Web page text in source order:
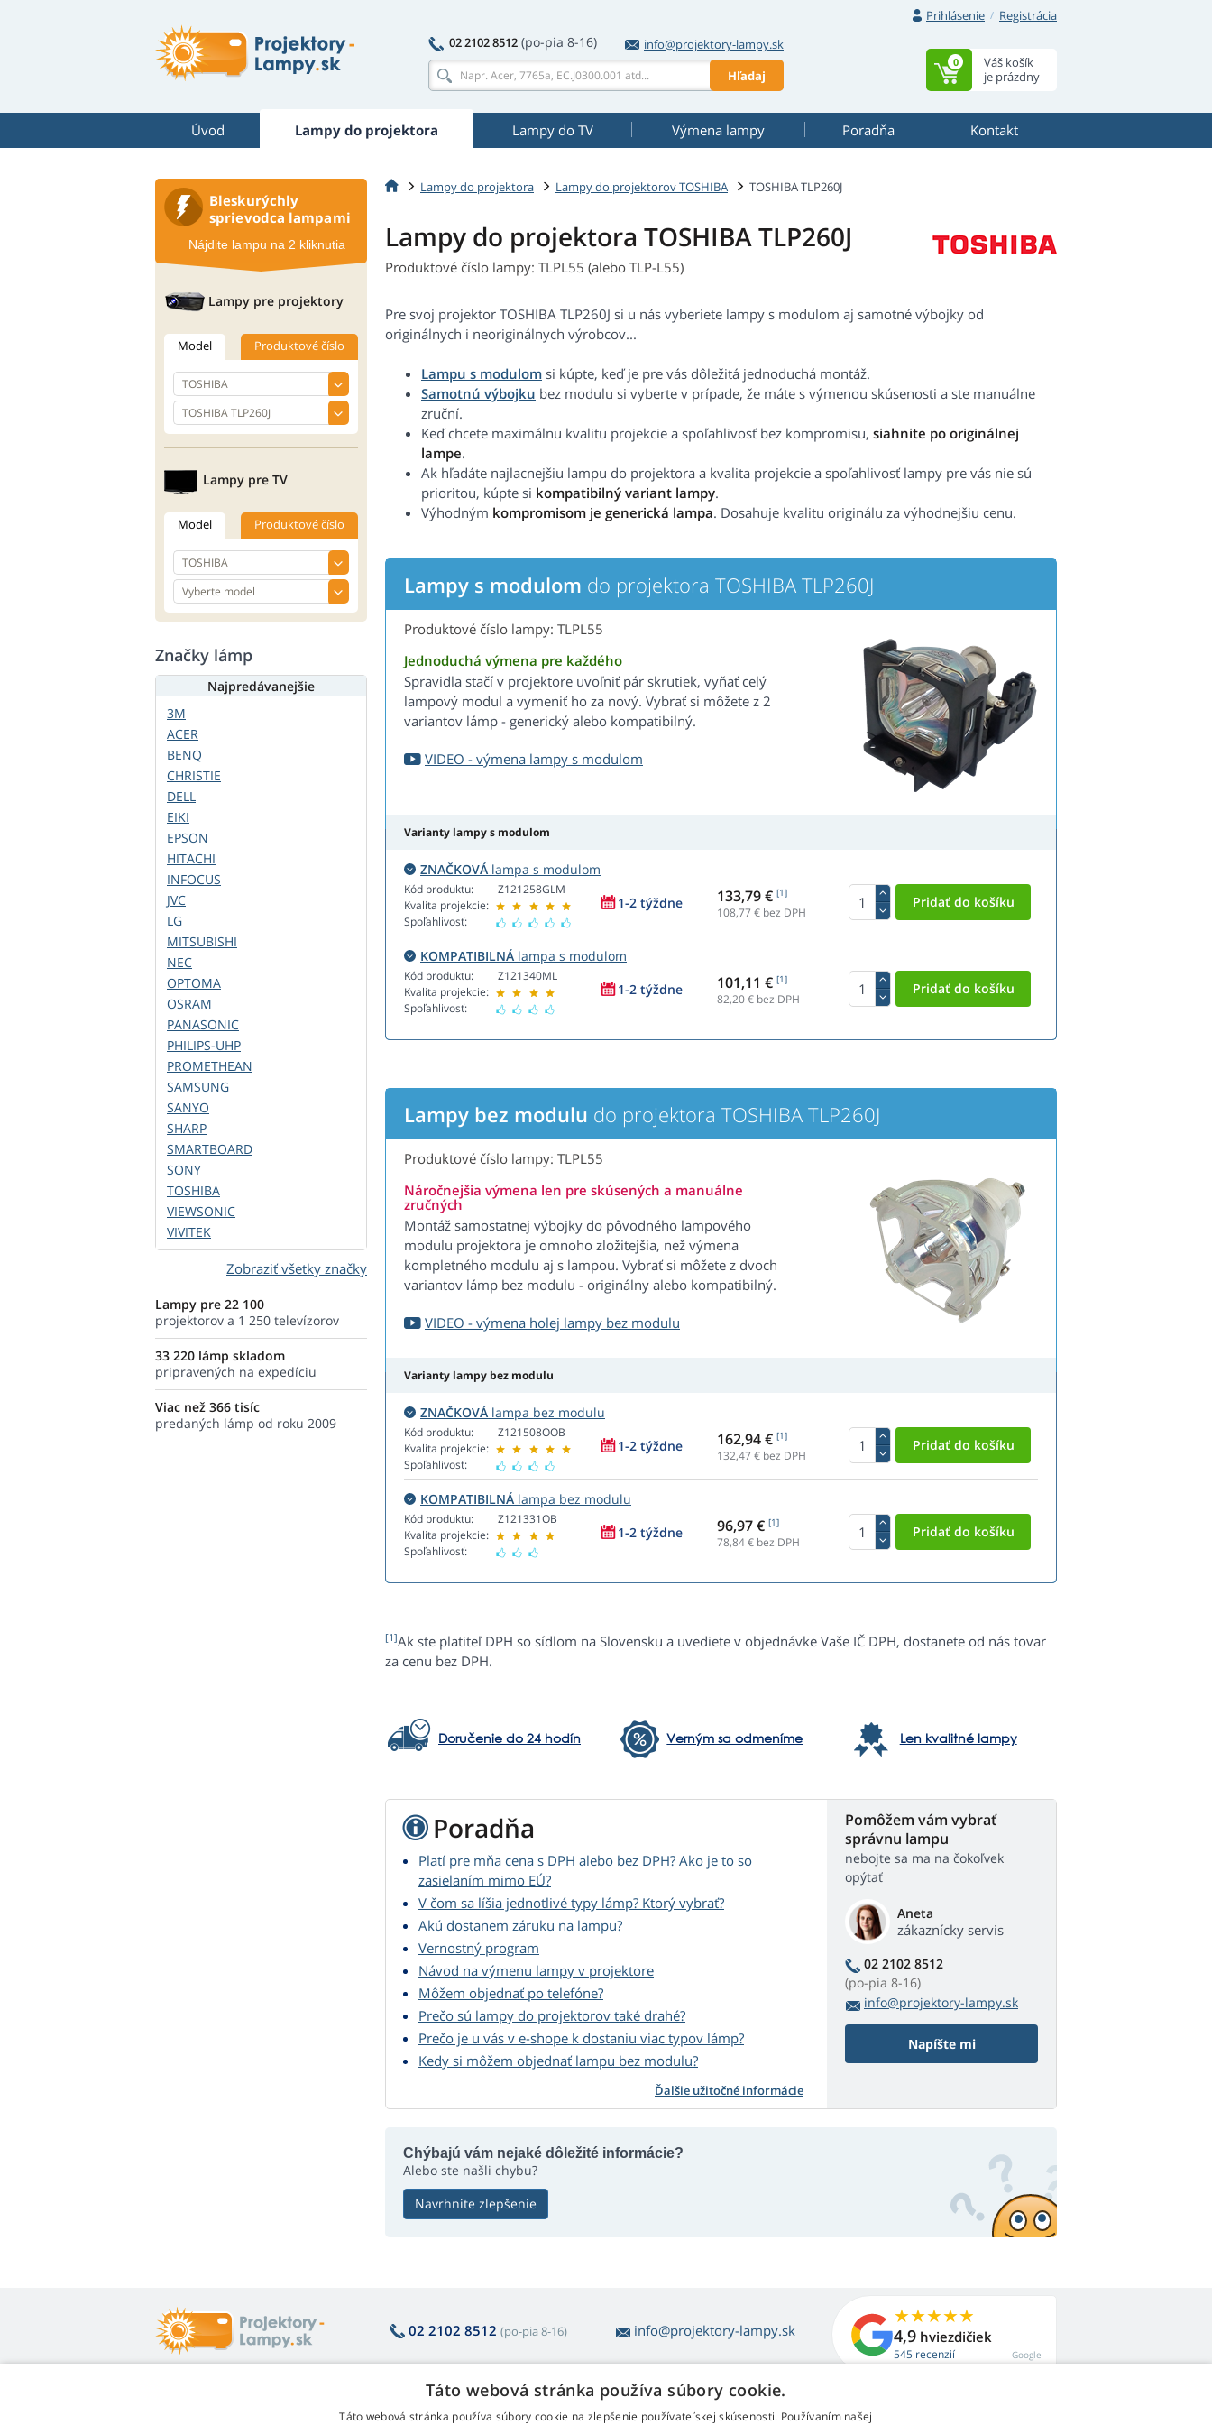
Prihlásenie
Registrácia
02 2102 8512 (po-pia 8-16)
info@projektory-lampy.sk
Hľadaj
Váš košík
je prázdny
0
Úvod Lampy do projektora Lampy do TV Výmena lampy Poradňa Kontakt
Lampy do projektora Lampy do projektorov TOSHIBA TOSHIBA TLP260J
Lampy do projektora TOSHIBA TLP260J
Produktové číslo lampy: TLPL55 (alebo TLP-L55)
Pre svoj projektor TOSHIBA TLP260J si u nás vyberiete lampy s modulom aj samotné výbojky od
originálnych i neoriginálnych výrobcov...
Lampu s modulom si kúpte, keď je pre vás dôležitá jednoduchá montáž.
Samotnú výbojku bez modulu si vyberte v prípade, že máte s výmenou skúsenosti a ste manuálne
zruční.
Keď chcete maximálnu kvalitu projekcie a spoľahlivosť bez kompromisu, siahnite po originálnej
lampe.
Ak hľadáte najlacnejšiu lampu do projektora a kvalita projekcie a spoľahlivosť lampy pre vás nie sú
prioritou, kúpte si kompatibilný variant lampy.
Výhodným kompromisom je generická lampa. Dosahuje kvalitu originálu za výhodnejšiu cenu.
Lampy s modulom do projektora TOSHIBA TLP260J
Produktové číslo lampy: TLPL55
Jednoduchá výmena pre každého
Spravidla stačí v projektore uvoľniť pár skrutiek, vyňať celý
lampový modul a vymeniť ho za nový. Vybrať si môžete z 2
variantov lámp - generický alebo kompatibilný.
VIDEO - výmena lampy s modulom
Varianty lampy s modulom
ZNAČKOVÁ lampa s modulom
Kód produktu:
Kvalita projekcie:
Spoľahlivosť:
Z121258GLM
1-2 týždne 133,79 € [1]
108,77 € bez DPH
KOMPATIBILNÁ lampa s modulom
Kód produktu:
Kvalita projekcie:
Spoľahlivosť:
Z121340ML
1-2 týždne 101,11 € [1]
82,20€ bez DPH
Lampy bez modulu do projektora TOSHIBA TLP260J
Produktové číslo lampy: TLPL55
Náročnejšia výmena len pre skúsených a manuálne
zručných
Montáž samostatnej výbojky do pôvodného lampového
modulu projektora je omnoho zložitejšia, než výmena
kompletného modulu aj s lampou. Vybrať si môžete z dvoch
variantov lámp bez modulu - originálny alebo kompatibilný.
VIDEO - výmena holej lampy bez modulu
Varianty lampy bez modulu
ZNAČKOVÁ lampa bez modulu
Kód produktu:
Kvalita projekcie:
Spoľahlivosť:
Z121508OOB
1-2 týždne 162,94 € [1]
132,47 € bez DPH
KOMPATIBILNÁ lampa bez modulu
Kód produktu:
Kvalita projekcie:
Spoľahlivosť:
Z121331OB
1-2 týždne 96,97 € [1]
78,84€ bez DPH
[1]Ak ste platiteľ DPH so sídlom na Slovensku a uvediete v objednávke Vaše IČ DPH, dostanete od nás tovar
za cenu bez DPH.
Doručenie do 24 hodín Verným sa odmeníme Len kvalitné lampy
Poradňa
Platí pre mňa cena s DPH alebo bez DPH? Ako je to so
zasielaním mimo EÚ?
V čom sa líšia jednotlivé typy lámp? Ktorý vybrať?
Akú dostanem záruku na lampu?
Vernostný program
Návod na výmenu lampy v projektore
Môžem objednať po telefóne?
Prečo sú lampy do projektorov také drahé?
Prečo je u vás v e-shope k dostaniu viac typov lámp?
Kedy si môžem objednať lampu bez modulu?
Ďalšie užitočné informácie
Pomôžem vám vybrať
správnu lampu
nebojte sa ma na čokoľvek
opýtať
Aneta
zákaznícky servis
02 2102 8512
(po-pia 8-16)
info@projektory-lampy.sk
Napíšte mi
Chýbajú vám nejaké dôležité informácie?
Alebo ste našli chybu?
Navrhnite zlepšenie
Bleskurýchly
sprievodca lampami
Nájdite lampu na 2 kliknutia
Lampy pre projektory
Model Produktové číslo
Lampy pre TV
Model Produktové číslo
Značky lámp
Najpredávanejšie
3M
ACER
BENQ
CHRISTIE
DELL
EIKI
EPSON
HITACHI
INFOCUS
JVC
LG
MITSUBISHI
NEC
OPTOMA
OSRAM
PANASONIC
PHILIPS-UHP
PROMETHEAN
SAMSUNG
SANYO
SHARP
SMARTBOARD
SONY
TOSHIBA
VIEWSONIC
VIVITEK
Zobraziť všetky značky
Lampy pre 22 100
projektorov a 1 250 televízorov
33 220 lámp skladom
pripravených na expedíciu
Viac než 366 tisíc
predaných lámp od roku 2009
02 2102 8512 (po-pia 8-16) info@projektory-lampy.sk 4,9 hviezdičiek
545 recenzií Google
O nákupe lámp Web Retail s.r.o.
Táto webová stránka používa súbory cookie.
Táto webová stránka používa súbory cookie na zlepšenie používateľskej skúsenosti. Používaním našej